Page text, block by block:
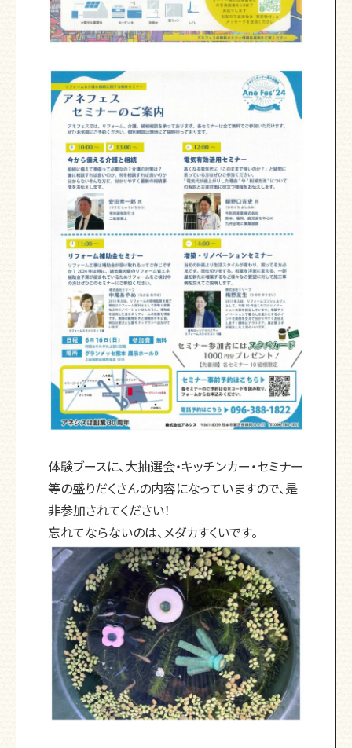
体験ブースに、大抽選会・キッチンカー・セミナー
等の盛りだくさんの内容になっていますので、是
非参加されてください！
忘れてならないのは、メダカすくいです。